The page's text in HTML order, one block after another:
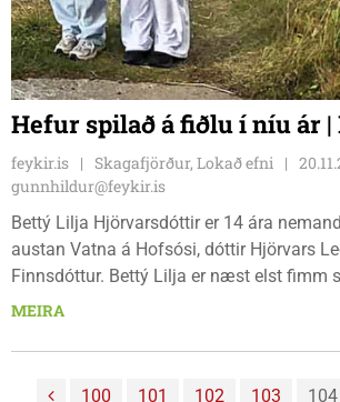
Hefur spilað á fiðlu í níu ár
feykir.is Skagafjörður, Lokað efni
gunnhildur@feykir.is
Bettý Lilja Hjörvarsdóttir er 14 ára
austan Vatna á Hofsósi, dóttir Hjörvars
Finnsdóttur. Bettý Lilja er næst elst fimm
Líf er elst, þá Bettý Lilja svo Myrra Rós,
Hjaltadal. Bettý Lilja er önnur tveggja
MEIRA
100 101 102 103 104